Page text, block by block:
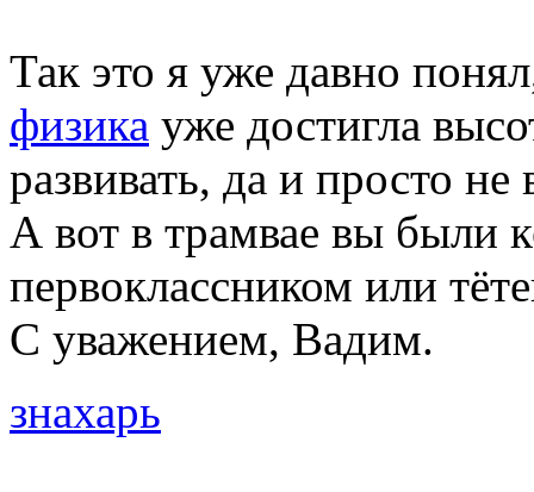
Так это я уже давно
физика уже достигла
развивать, да и просто
А вот в трамвае вы были
первоклассником или
С уважением, Вадим.
знахарь